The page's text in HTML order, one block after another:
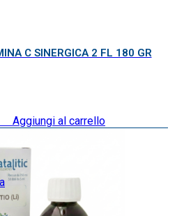
C SINERGICA 2 FL 180 GR
Aggiungi al carrello